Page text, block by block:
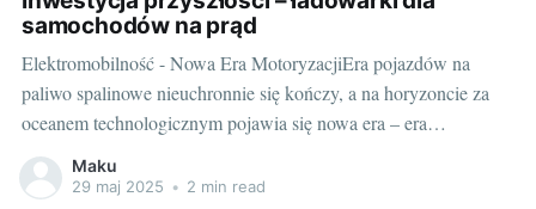
samochodów na prąd
Elektromobilność - Nowa Era MotoryzacjiEra pojazdów na
paliwo spalinowe nieuchronnie się kończy, a na horyzoncie za
oceanem technologicznym pojawia się nowa era – era
elektromobilności. Samochody na prąd czyli elektryczne i
hybrydowe typu plug-in szybko zyskują na popularności,
Maku
29 maj 2025 • 2 min read